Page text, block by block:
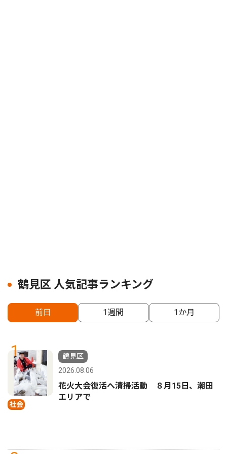
鶴見区 人気記事ランキング
前日 1週間 1か月
1
社会
鶴見区
2026.08.06
花火大会復活へ清掃活動 ８月15日、潮田
エリアで